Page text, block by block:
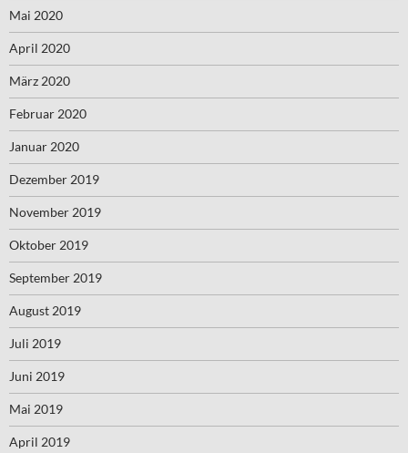
Mai 2020
April 2020
März 2020
Februar 2020
Januar 2020
Dezember 2019
November 2019
Oktober 2019
September 2019
August 2019
Juli 2019
Juni 2019
Mai 2019
April 2019